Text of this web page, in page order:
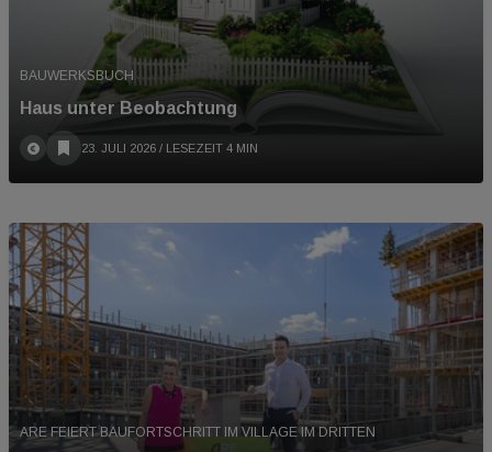
BAUWERKSBUCH
Haus unter Beobachtung
23. JULI 2026 / LESEZEIT 4 MIN
ARE FEIERT BAUFORTSCHRITT IM VILLAGE IM DRITTEN